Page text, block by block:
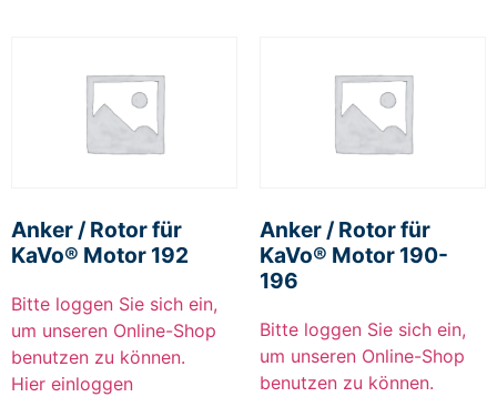
Anker / Rotor für
KaVo® Motor 192
Bitte loggen Sie sich ein,
um unseren Online-Shop
benutzen zu können.
Hier einloggen
Anker / Rotor für
KaVo® Motor 190-
196
Bitte loggen Sie sich ein,
um unseren Online-Shop
benutzen zu können.